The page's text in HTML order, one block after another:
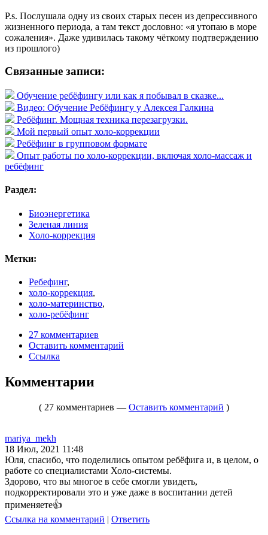
P.s. Послушала одну из своих старых песен из депрессивного
жизненного периода, а там текст дословно: «я утопаю в море
сожаления». Даже удивилась такому чёткому подтверждению
из прошлого)
Связанные записи:
Обучение ребёфингу или как я побывал в сказке...
Видео: Обучение Ребёфингу у Алексея Галкина
Ребёфинг. Мощная техника перезагрузки.
Мой первый опыт холо-коррекции
Ребёфинг в групповом формате
Опыт работы по холо-коррекции, включая холо-массаж и
ребёфинг
Раздел:
Биоэнергетика
Зеленая линия
Холо-коррекция
Метки:
Ребефинг,
холо-коррекция,
холо-материнство,
холо-ребёфинг
27 комментариев
Оставить комментарий
Ссылка
Комментарии
( 27 комментариев — Оставить комментарий )
mariya_mekh
18 Июл, 2021 11:48
Юля, спасибо, что поделились опытом ребёфига и, в целом, о
работе со специалистами Холо-системы.
Здорово, что вы многое в себе смогли увидеть,
подкорректировали это и уже даже в воспитании детей
применяете👍
Ссылка на комментарий | Ответить